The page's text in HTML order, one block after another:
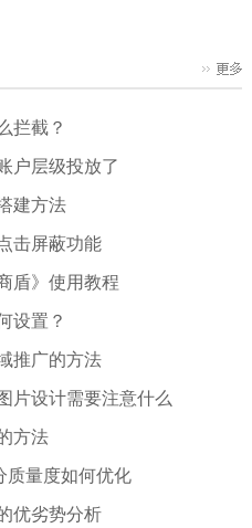
拦截？
户层级投放了
建方法
击屏蔽功能
盾》使用教程
设置？
推广的方法
片设计需要注意什么
方法
质量度如何优化
优劣势分析